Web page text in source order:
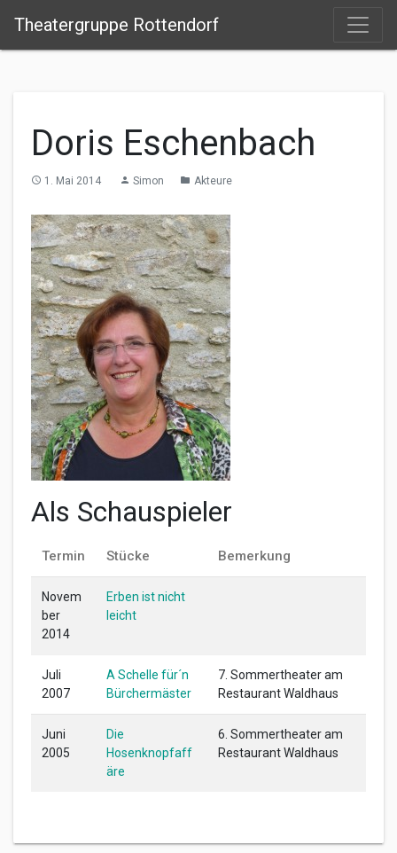
Theatergruppe Rottendorf
Doris Eschenbach
access_time 1. Mai 2014 person Simon folder Akteure
Als Schauspieler
Termin Stücke Bemerkung
Novem
ber
2014
Erben ist nicht
leicht
Juli
2007
A Schelle für´n
Bürchermäster
7. Sommertheater am
Restaurant Waldhaus
Juni
2005
Die
Hosenknopfaff
äre
6. Sommertheater am
Restaurant Waldhaus